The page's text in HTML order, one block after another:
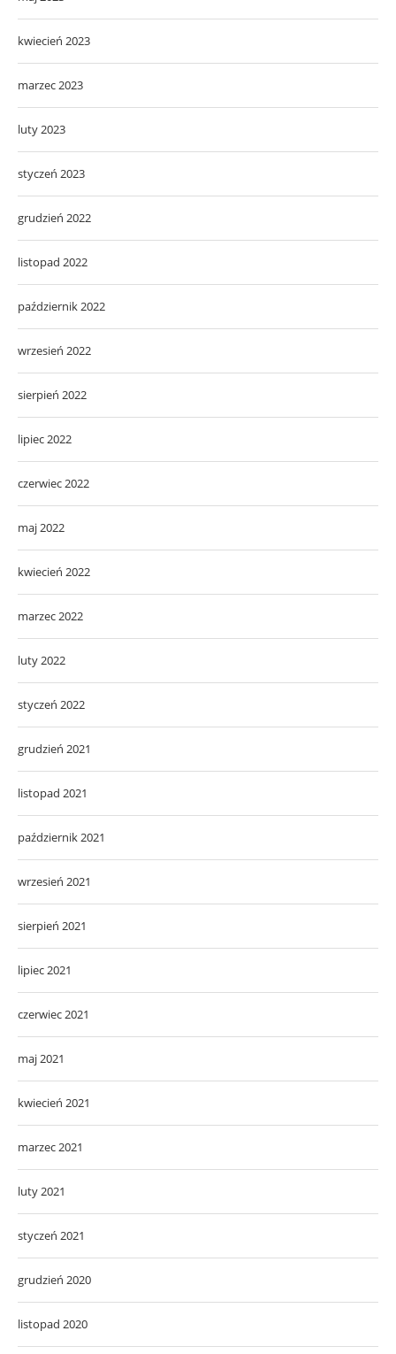
kwiecień 2023
marzec 2023
luty 2023
styczeń 2023
grudzień 2022
listopad 2022
październik 2022
wrzesień 2022
sierpień 2022
lipiec 2022
czerwiec 2022
maj 2022
kwiecień 2022
marzec 2022
luty 2022
styczeń 2022
grudzień 2021
listopad 2021
październik 2021
wrzesień 2021
sierpień 2021
lipiec 2021
czerwiec 2021
maj 2021
kwiecień 2021
marzec 2021
luty 2021
styczeń 2021
grudzień 2020
listopad 2020